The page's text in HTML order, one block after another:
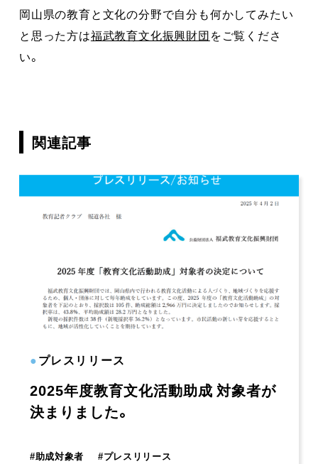
岡山県の教育と文化の分野で自分も何かしてみたい
と思った方は福武教育文化振興財団をご覧くださ
い。
関連記事
●プレスリリース
2025年度教育文化活動助成 対象者が
決まりました。
#助成対象者 #プレスリリース